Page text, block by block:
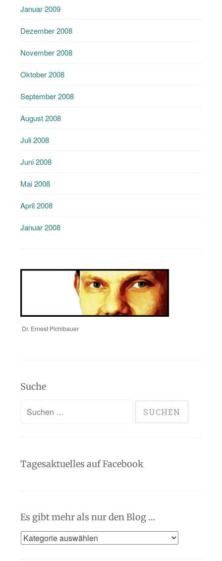
Januar 2009
Dezember 2008
November 2008
Oktober 2008
September 2008
August 2008
Juli 2008
Juni 2008
Mai 2008
April 2008
Januar 2008
Dr. Ernest Pichlbauer
Suche
Suchen
Tagesaktuelles auf Facebook
Es gibt mehr als nur den Blog …
Es